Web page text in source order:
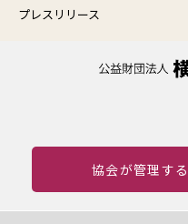
プレスリリース
協会が管理す